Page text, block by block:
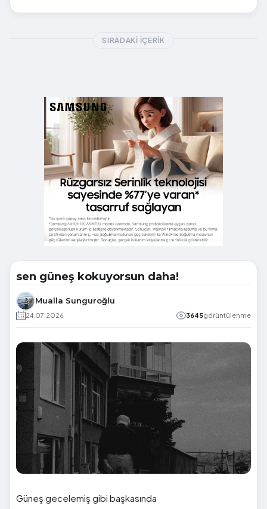
SIRADAKI İÇERIK
sen güneş kokuyorsun daha!
Mualla Sunguroğlu
24.07.2026 3645görüntülenme
Güneş gecelemiş gibi başkasında